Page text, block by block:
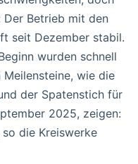
Betrieb mit den
seit Dezember stabil.
wurden schnell
wie die
der Spatenstich für
2025, zeigen:
die Kreiswerke